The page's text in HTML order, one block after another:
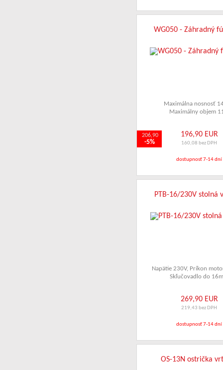
WG050 - Záhradný
Maximálna nosnosť
Maximálny objem
206,90
-5%
196,90 EUR
160,08 bez DPH
dostupnosť 7-14 dní
PTB-16/230V stolná
Napätie 230V, Príkon
Skľučovadlo do
269,90 EUR
219,43 bez DPH
dostupnosť 7-14 dní
OS-13N ostrička